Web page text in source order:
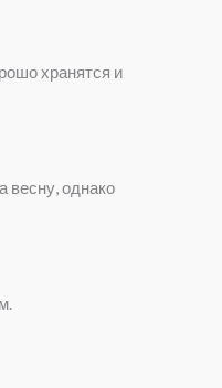
хранятся и
весну, однако